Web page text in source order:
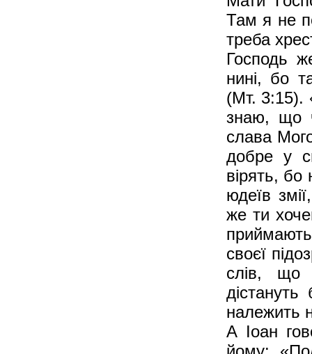
Там я не
треба
Господь
нині, бо
(Мт. 3:15).
знаю, що
слава
добре у
вірять, бо
юдеїв
же ти
своєї
слів,
належить
А Іоан